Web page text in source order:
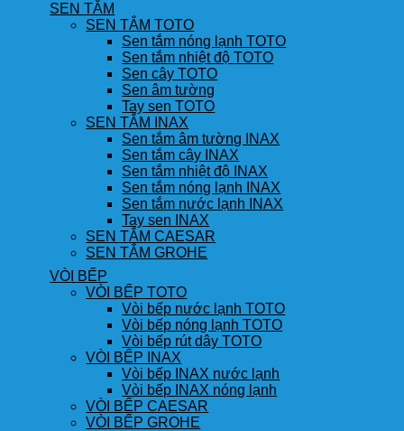
SEN TẮM
SEN TẮM TOTO
Sen tắm nóng lạnh TOTO
Sen tắm nhiệt độ TOTO
Sen cây TOTO
Sen âm tường
Tay sen TOTO
SEN TẮM INAX
Sen tắm âm tường INAX
Sen tắm cây INAX
Sen tắm nhiệt độ INAX
Sen tắm nóng lạnh INAX
Sen tắm nước lạnh INAX
Tay sen INAX
SEN TẮM CAESAR
SEN TẮM GROHE
VÒI BẾP
VÒI BẾP TOTO
Vòi bếp nước lạnh TOTO
Vòi bếp nóng lạnh TOTO
Vòi bếp rút dây TOTO
VÒI BẾP INAX
Vòi bếp INAX nước lạnh
Vòi bếp INAX nóng lạnh
VÒI BẾP CAESAR
VÒI BẾP GROHE